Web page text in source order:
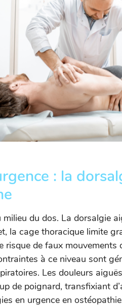
: la
du dos. La dorsalgie
la cage thoracique limite
risque de faux mouvements
à ce niveau sont
Les douleurs
de poignard, transfixiant
en urgence en